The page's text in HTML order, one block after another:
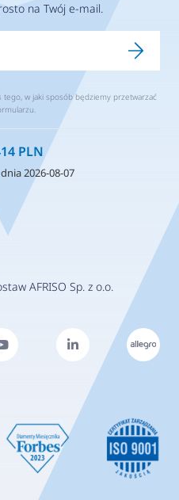
AFRISO Sp. z o.o.
na Twój e-mail.
tego, w jaki sposób będziemy przetwarzać
PLN
2026-08-07